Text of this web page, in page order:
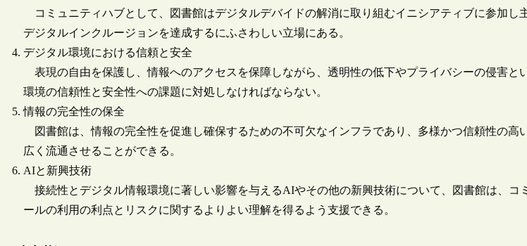
コミュニティハブとして、図書館はデジタルデバイドの解消に取り組むイニシアティブに参加し
デジタルインクルージョンを達成するにふさわしい立場にある。
デジタル環境における信頼と安全
表現の自由を保護し、情報へのアクセスを保障しながら、透明性の低下やプライバシーの侵害と
環境の信頼性と安全性への課題に対処しなければならない。
情報の完全性の保全
図書館は、情報の完全性を促進し確保するための不可欠なインフラであり、多様かつ信頼性の高
広く流通させることができる。
AIと新興技術
接続性とデジタル情報環境に著しい影響を与えるAIやその他の新興技術について、図書館は、コ
ールの利用の利点とリスクに関するよりよい理解を得るよう支援できる。